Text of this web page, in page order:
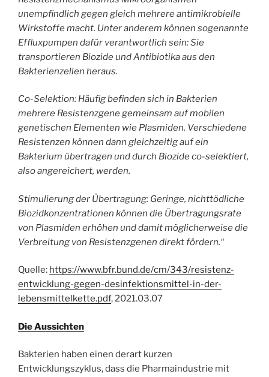
unempfindlich gegen gleich mehrere antimikrobielle
Wirkstoffe macht. Unter anderem können sogenannte
Effluxpumpen dafür verantwortlich sein: Sie
transportieren Biozide und Antibiotika aus den
Bakterienzellen heraus.
Co-Selektion: Häufig befinden sich in Bakterien
mehrere Resistenzgene gemeinsam auf mobilen
genetischen Elementen wie Plasmiden. Verschiedene
Resistenzen können dann gleichzeitig auf ein
Bakterium übertragen und durch Biozide co-selektiert,
also angereichert, werden.
Stimulierung der Übertragung: Geringe, nichttödliche
Biozidkonzentrationen können die Übertragungsrate
von Plasmiden erhöhen und damit möglicherweise die
Verbreitung von Resistenzgenen direkt fördern.“
Quelle: https://www.bfr.bund.de/cm/343/resistenz-
entwicklung-gegen-desinfektionsmittel-in-der-
lebensmittelkette.pdf, 2021.03.07
Die Aussichten
Bakterien haben einen derart kurzen
Entwicklungszyklus, dass die Pharmaindustrie mit